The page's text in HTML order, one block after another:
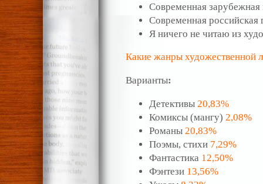
Современная
Современная российская
Я ничего не читаю из
Какие жанры художественной
Варианты:
Детективы 20,83%
Комиксы (мангу) 2,08%
Романы 20,83%
Поэмы, стихи 7,29%
Фантастика 12,50%
Фэнтези 13,56%